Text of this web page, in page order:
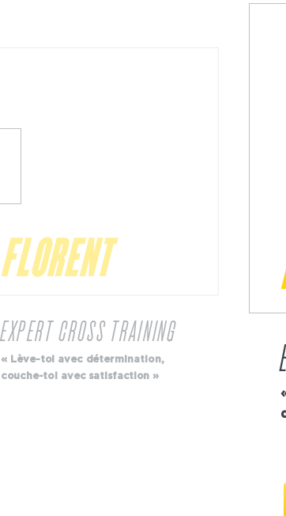
FLORENT
EXPERT CROSS TRAINING
« Lève-toi avec détermination,
couche-toi avec satisfaction »